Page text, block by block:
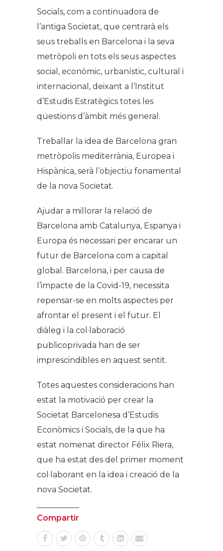
Socials, com a continuadora de
l’antiga Societat, que centrarà els
seus treballs en Barcelona i la seva
metròpoli en tots els seus aspectes
social, econòmic, urbanístic, cultural i
internacional, deixant a l’Institut
d’Estudis Estratègics totes les
qüestions d’àmbit més general.
Treballar la idea de Barcelona gran
metròpolis mediterrània, Europea i
Hispànica, serà l’objectiu fonamental
de la nova Societat.
Ajudar a millorar la relació de
Barcelona amb Catalunya, Espanya i
Europa és necessari per encarar un
futur de Barcelona com a capital
global. Barcelona, i per causa de
l’impacte de la Covid-19, necessita
repensar-se en molts aspectes per
afrontar el present i el futur. El
diàleg i la col·laboració
publicoprivada han de ser
imprescindibles en aquest sentit.
Totes aquestes consideracions han
estat la motivació per crear la
Societat Barcelonesa d’Estudis
Econòmics i Socials, de la que ha
estat nomenat director Félix Riera,
que ha estat des del primer moment
col·laborant en la idea i creació de la
nova Societat.
Compartir